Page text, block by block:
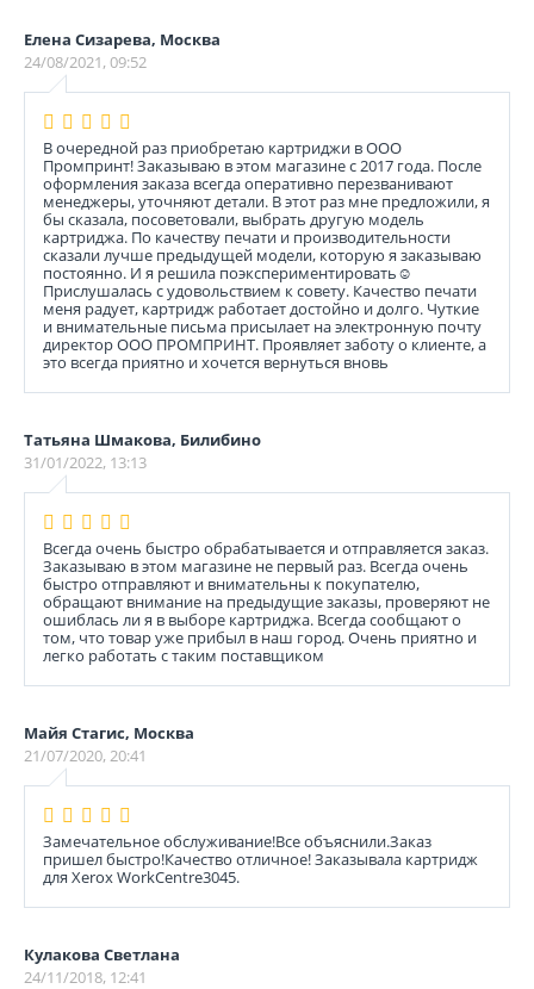
Елена Сизарева, Москва
24/08/2021, 09:52
В очередной раз приобретаю картриджи в ООО
Промпринт! Заказываю в этом магазине с 2017 года. После
оформления заказа всегда оперативно перезванивают
менеджеры, уточняют детали. В этот раз мне предложили, я
бы сказала, посоветовали, выбрать другую модель
картриджа. По качеству печати и производительности
сказали лучше предыдущей модели, которую я заказываю
постоянно. И я решила поэкспериментировать☺️
Прислушалась с удовольствием к совету. Качество печати
меня радует, картридж работает достойно и долго. Чуткие
и внимательные письма присылает на электронную почту
директор ООО ПРОМПРИНТ. Проявляет заботу о клиенте, а
это всегда приятно и хочется вернуться вновь
Татьяна Шмакова, Билибино
31/01/2022, 13:13
Всегда очень быстро обрабатывается и отправляется заказ.
Заказываю в этом магазине не первый раз. Всегда очень
быстро отправляют и внимательны к покупателю,
обращают внимание на предыдущие заказы, проверяют не
ошиблась ли я в выборе картриджа. Всегда сообщают о
том, что товар уже прибыл в наш город. Очень приятно и
легко работать с таким поставщиком
Майя Стагис, Москва
21/07/2020, 20:41
Замечательное обслуживание!Все объяснили.Заказ
пришел быстро!Качество отличное! Заказывала картридж
для Xerox WorkCentre3045.
Кулакова Светлана
24/11/2018, 12:41